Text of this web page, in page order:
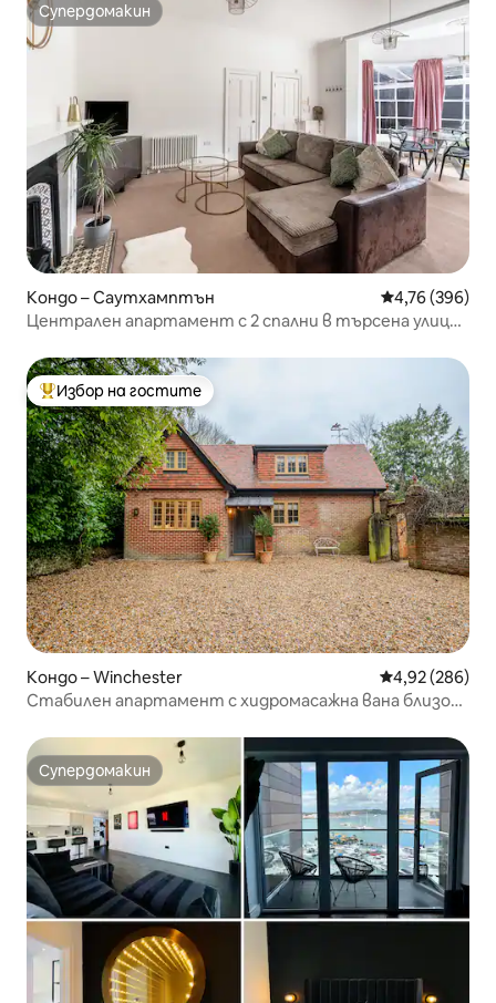
Супердомакин
Супердомакин
Кондо – Саутхамптън Средна
4,76 (396)
Централен апартамент с 2 спални в търсена улица
Най-популярен избор на гостите
Избор на гостите
Кондо – Winchester Средна
4,92 (286)
Стабилен апартамент с хидромасажна вана близо
Супердомакин
Супердомакин